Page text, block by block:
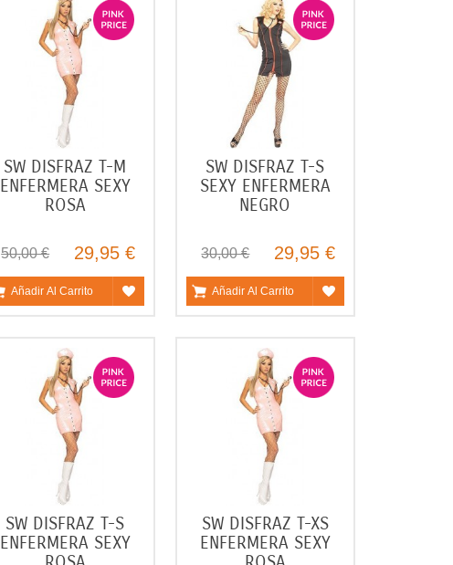
SW DISFRAZ T-M
ENFERMERA SEXY
ROSA
50,00 € 29,95 €
Añadir Al Carrito
SW DISFRAZ T-S
SEXY ENFERMERA
NEGRO
30,00 € 29,95 €
Añadir Al Carrito
SW DISFRAZ T-S
ENFERMERA SEXY
SW DISFRAZ T-XS
ENFERMERA SEXY